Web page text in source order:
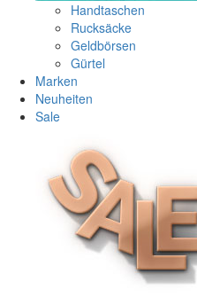
Handtaschen
Rucksäcke
Geldbörsen
Gürtel
Marken
Neuheiten
Sale